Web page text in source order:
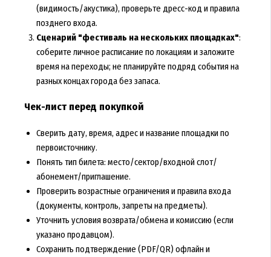
(видимость/акустика), проверьте дресс-код и правила
позднего входа.
Сценарий "фестиваль на нескольких площадках":
соберите личное расписание по локациям и заложите
время на переходы; не планируйте подряд события на
разных концах города без запаса.
Чек-лист перед покупкой
Сверить дату, время, адрес и название площадки по
первоисточнику.
Понять тип билета: место/сектор/входной слот/
абонемент/приглашение.
Проверить возрастные ограничения и правила входа
(документы, контроль, запреты на предметы).
Уточнить условия возврата/обмена и комиссию (если
указано продавцом).
Сохранить подтверждение (PDF/QR) офлайн и